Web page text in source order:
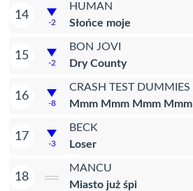
14
-2
HUMAN
Słońce moje
15
-2
BON JOVI
Dry County
16
-8
CRASH TEST DUMMIES
Mmm Mmm Mmm Mmm
17
-3
BECK
Loser
18
MANCU
Miasto już śpi